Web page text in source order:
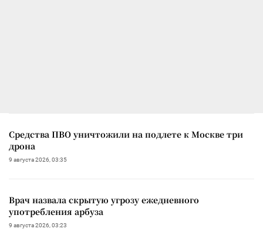
Средства ПВО уничтожили на подлете к Москве три
дрона
9 августа 2026, 03:35
Врач назвала скрытую угрозу ежедневного
употребления арбуза
9 августа 2026, 03:23